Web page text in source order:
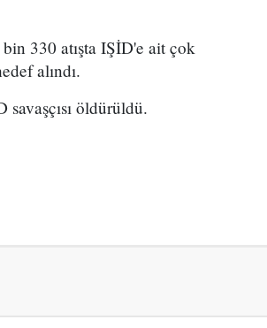
330 atışta IŞİD'e ait çok
alındı.
öldürüldü.